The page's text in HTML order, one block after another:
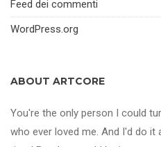
Feed dei commenti
WordPress.org
ABOUT ARTCORE
You're the only person I could
who ever loved me. And I'd do it